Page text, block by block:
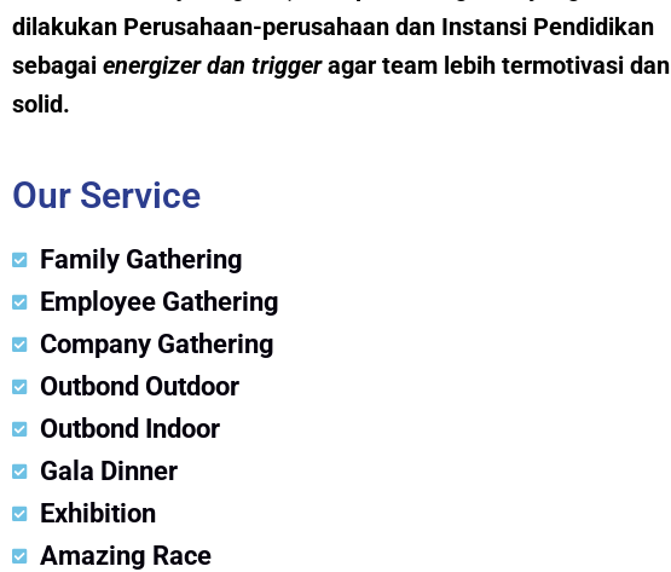
dilakukan Perusahaan-perusahaan dan Instansi Pendidikan
sebagai energizer dan triggeragar team lebih termotivasi dan
solid.
Our Service
Family Gathering
Employee Gathering
Company Gathering
Outbond Outdoor
Outbond Indoor
Gala Dinner
Exhibition
Amazing Race